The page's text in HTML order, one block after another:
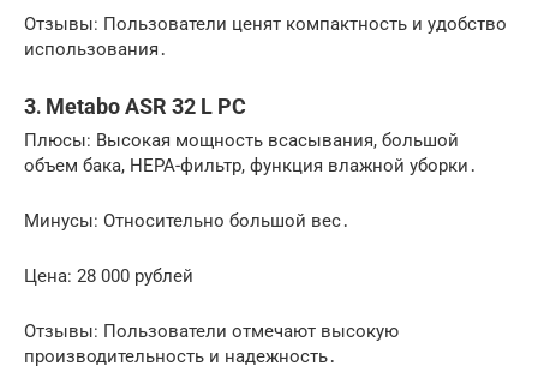
Отзывы: Пользователи ценят компактность и удобство
использования․
3․ Metabo ASR 32 L PC
Плюсы: Высокая мощность всасывания, большой
объем бака, HEPA-фильтр, функция влажной уборки․
Минусы: Относительно большой вес․
Цена: 28 000 рублей
Отзывы: Пользователи отмечают высокую
производительность и надежность․